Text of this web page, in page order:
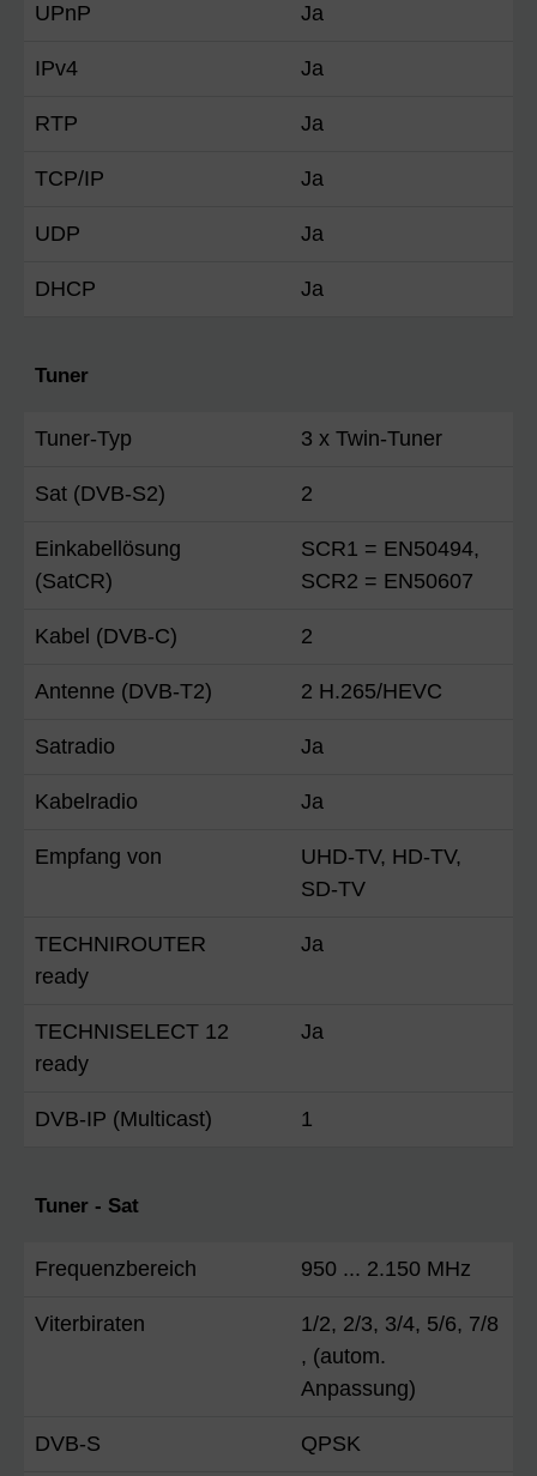
UPnP Ja
IPv4 Ja
RTP Ja
TCP/IP Ja
UDP Ja
DHCP Ja
Tuner
Tuner-Typ 3 x Twin-Tuner
Sat (DVB-S2) 2
Einkabellösung
(SatCR)
SCR1 = EN50494,
SCR2 = EN50607
Kabel (DVB-C) 2
Antenne (DVB-T2) 2 H.265/HEVC
Satradio Ja
Kabelradio Ja
Empfang von
UHD-TV, HD-TV,
SD-TV
TECHNIROUTER
ready
Ja
TECHNISELECT 12
ready
Ja
DVB-IP (Multicast) 1
Tuner - Sat
Frequenzbereich 950 ... 2.150 MHz
Viterbiraten
1/2, 2/3, 3/4, 5/6, 7/8
, (autom.
Anpassung)
DVB-S QPSK